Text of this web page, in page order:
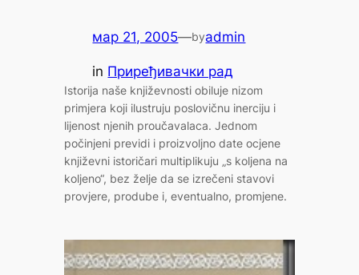
мар 21, 2005—byadmin
in Приређивачки рад
Istorija naše književnosti obiluje nizom
primjera koji ilustruju poslovičnu inerciju i
lijenost njenih proučavalaca. Jednom
počinjeni previdi i proizvoljno date ocjene
književni istoričari multiplikuju „s koljena na
koljeno“, bez želje da se izrečeni stavovi
provjere, prodube i, eventualno, promjene.